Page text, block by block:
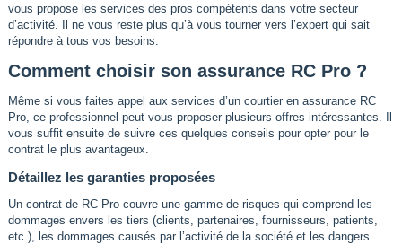
vous propose les services des pros compétents dans votre secteur
d’activité. Il ne vous reste plus qu’à vous tourner vers l’expert qui sait
répondre à tous vos besoins.
Comment choisir son assurance RC Pro ?
Même si vous faites appel aux services d’un courtier en assurance RC
Pro, ce professionnel peut vous proposer plusieurs offres intéressantes. Il
vous suffit ensuite de suivre ces quelques conseils pour opter pour le
contrat le plus avantageux.
Détaillez les garanties proposées
Un contrat de RC Pro couvre une gamme de risques qui comprend les
dommages envers les tiers (clients, partenaires, fournisseurs, patients,
etc.), les dommages causés par l’activité de la société et les dangers